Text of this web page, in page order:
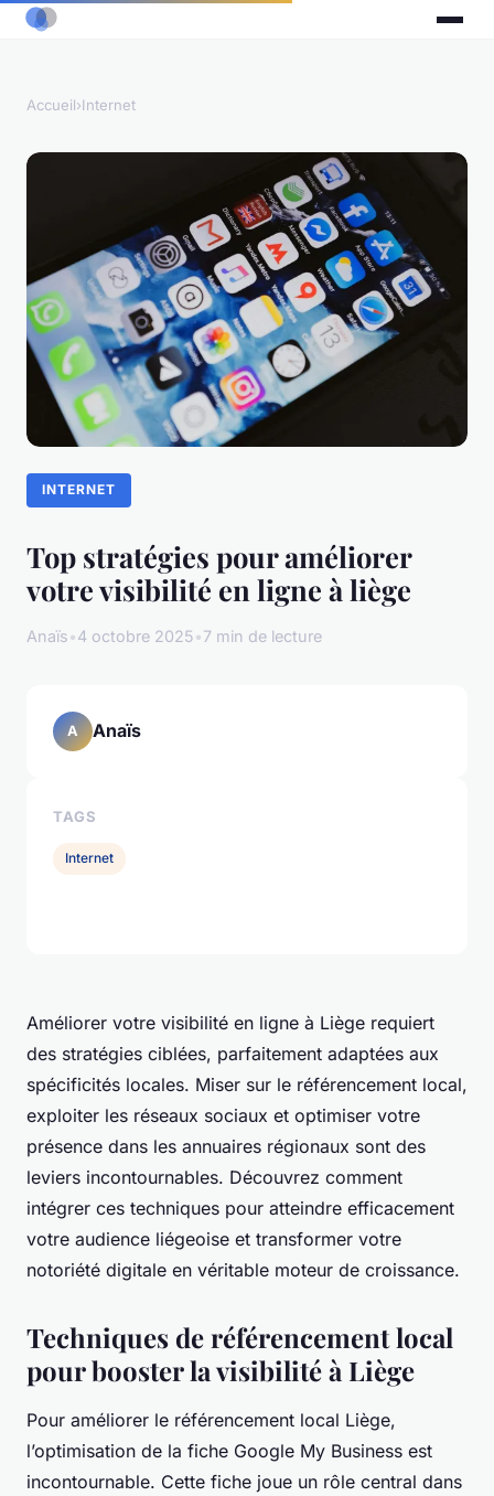
Accueil›Internet
INTERNET
Top stratégies pour améliorer
votre visibilité en ligne à liège
Anaïs•4 octobre 2025•7 min de lecture
Améliorer votre visibilité en ligne à Liège requiert
des stratégies ciblées, parfaitement adaptées aux
spécificités locales. Miser sur le référencement local,
exploiter les réseaux sociaux et optimiser votre
présence dans les annuaires régionaux sont des
leviers incontournables. Découvrez comment
intégrer ces techniques pour atteindre efficacement
votre audience liégeoise et transformer votre
notoriété digitale en véritable moteur de croissance.
Techniques de référencement local
pour booster la visibilité à Liège
Pour améliorer le référencement local Liège,
l’optimisation de la fiche Google My Business est
incontournable. Cette fiche joue un rôle central dans
A Anaïs
TAGS
Internet